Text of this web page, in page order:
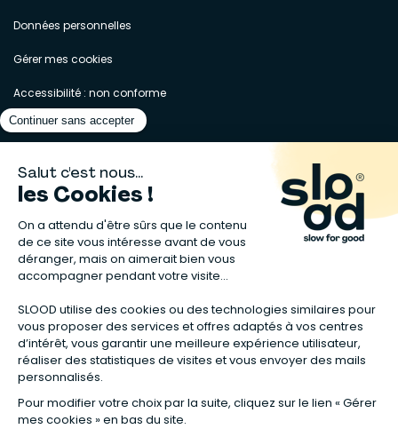
Données personnelles
Gérer mes cookies
Accessibilité : non conforme
Matelas naturels⋅Graines bio⋅ Lits bébés en bois⋅Déodorant bio⋅Sapin
en bois⋅Complement alimentaire naturel
Calendrier de l’Avent gourmand⋅Couche bio⋅Anti-nuisible⋅Poeles
Ventilateurs de plafond